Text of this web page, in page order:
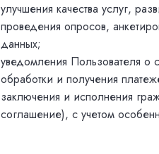
улучшения качества услуг,
проведения опросов,
данных;
уведомления Пользователя о
обработки и получения
заключения и исполнения
соглашение), с учетом